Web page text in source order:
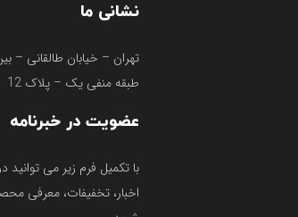
نشانی ما
تهران – خیابان طالقانی –
طبقه منفی یک – پلاک 12
عضویت در خبرنامه
با تکمیل فرم زیر می توانید
اخبار، تخفیفات، معرفی